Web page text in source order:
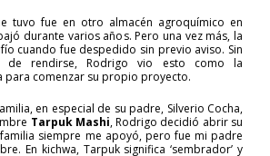
tuvo fue en otro almacén agroquímico en
durante varios años. Pero una vez más, la
cuando fue despedido sin previo aviso. Sin
de rendirse, Rodrigo vio esto como la
comenzar su propio proyecto.
en especial de su padre, Silverio Cocha,
Tarpuk Mashi, Rodrigo decidió abrir su
siempre me apoyó, pero fue mi padre
En kichwa, Tarpuk significa ‘sembrador’ y